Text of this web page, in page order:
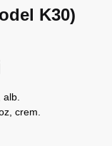
K30)
crem.